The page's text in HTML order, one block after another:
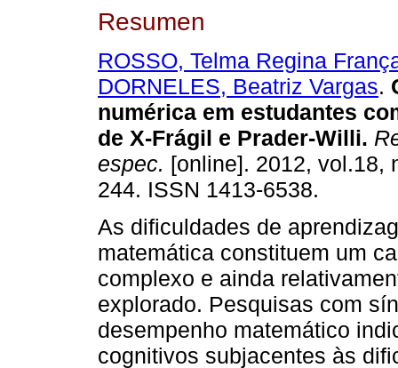
Resumen
ROSSO, Telma Regina
DORNELES, Beatriz Vargas.
numérica em estudantes
de X-Frágil e Prader-Willi.
espec. [online]. 2012, vol.18,
244. ISSN 1413-6538.
As dificuldades de
matemática constituem um
complexo e ainda
explorado. Pesquisas com
desempenho matemático
cognitivos subjacentes às